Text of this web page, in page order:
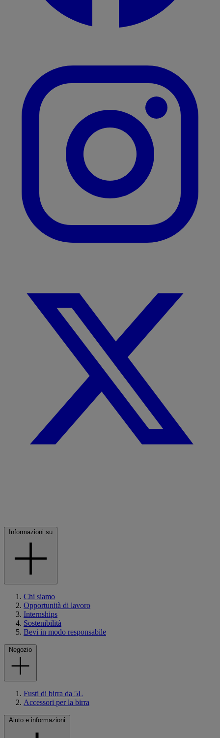
Informazioni su
Chi siamo
Opportunità di lavoro
Internships
Sostenibilità
Bevi in modo responsabile
Negozio
Fusti di birra da 5L
Accessori per la birra
Aiuto e informazioni